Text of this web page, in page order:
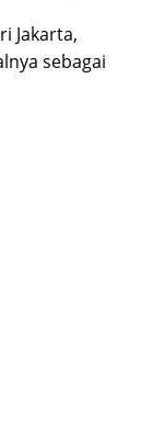
Jakarta,
sebagai